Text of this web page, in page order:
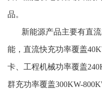
品。
新能源产品主要有直流
能，直流快充功率覆盖
卡、工程机械功率覆盖
群充功率覆盖300KW-